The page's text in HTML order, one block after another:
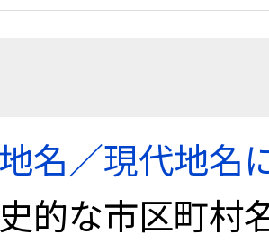
名／現代地名
的な市区町村